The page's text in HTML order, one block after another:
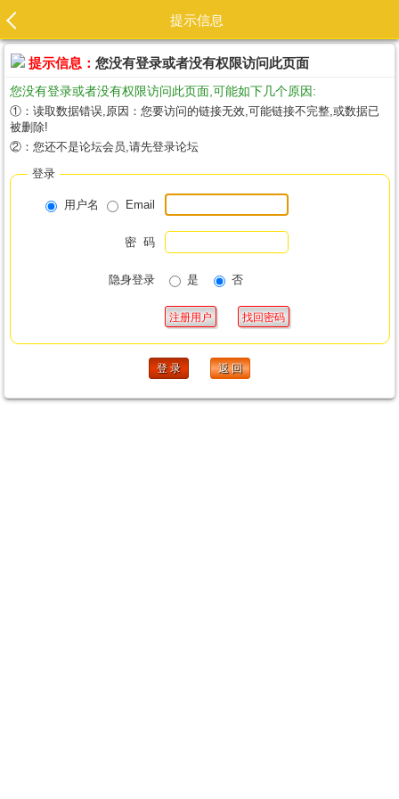
提示信息
提示信息： 您没有登录或者没有权限访问此页面
您没有登录或者没有权限访问此页面,可能如下几个原因:
①：读取数据错误,原因：您要访问的链接无效,可能链接不完整,或数据已
被删除!
②：您还不是论坛会员,请先登录论坛
登录
用户名 Email
密 码
隐身登录 是 否